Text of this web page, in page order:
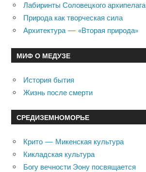
Лабиринты Соловецкого архипелага
Природа как творческая сила
Архитектура — «Вторая природа»
МИФ О МЕДУЗЕ
История бытия
Жизнь после смерти
СРЕДИЗЕМНОМОРЬЕ
Крито — Микенская культура
Кикладская культура
Богу вечности Эону посвящается